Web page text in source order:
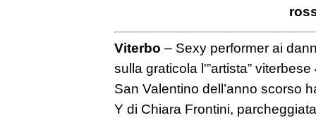
Viterbo – Sexy performer ai
sulla graticola l'”artista”
San Valentino dell’anno scorso
Y di Chiara Frontini,